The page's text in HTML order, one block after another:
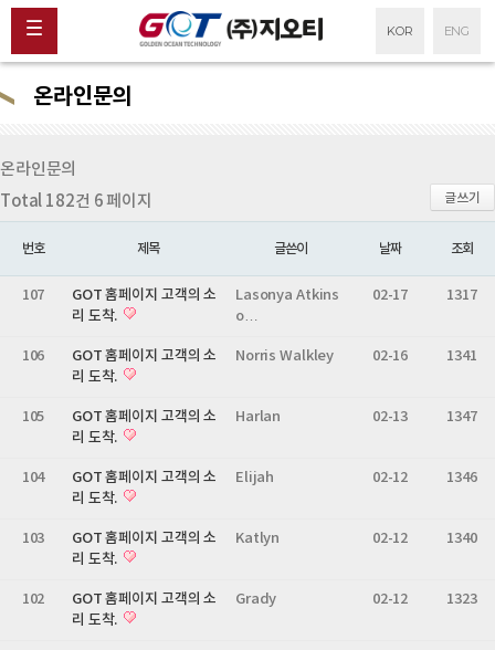
KOR ENG
온라인문의
온라인문의
Total 182건 6 페이지 글쓰기
번호 제목 글쓴이 날짜 조회
107
GOT 홈페이지 고객의 소
리 도착.
Lasonya Atkins
o…
02-17 1317
106
GOT 홈페이지 고객의 소
리 도착.
Norris Walkley 02-16 1341
105
GOT 홈페이지 고객의 소
리 도착.
Harlan 02-13 1347
104
GOT 홈페이지 고객의 소
리 도착.
Elijah 02-12 1346
103
GOT 홈페이지 고객의 소
리 도착.
Katlyn 02-12 1340
102
GOT 홈페이지 고객의 소
리 도착.
Grady 02-12 1323